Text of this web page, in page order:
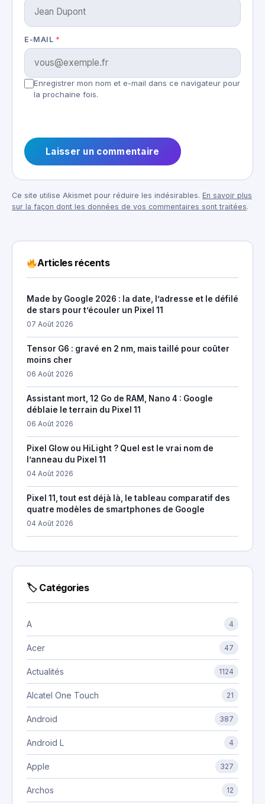
E-MAIL *
Enregistrer mon nom et e-mail dans ce navigateur pour
la prochaine fois.
Ce site utilise Akismet pour réduire les indésirables. En savoir plus
sur la façon dont les données de vos commentaires sont traitées.
Articles récents
Made by Google 2026 : la date, l’adresse et le défilé
de stars pour t’écouler un Pixel 11
07 Août 2026
Tensor G6 : gravé en 2 nm, mais taillé pour coûter
moins cher
06 Août 2026
Assistant mort, 12 Go de RAM, Nano 4 : Google
déblaie le terrain du Pixel 11
06 Août 2026
Pixel Glow ou HiLight ? Quel est le vrai nom de
l’anneau du Pixel 11
04 Août 2026
Pixel 11, tout est déjà là, le tableau comparatif des
quatre modèles de smartphones de Google
04 Août 2026
🏷 Catégories
A 4
Acer 47
Actualités 1124
Alcatel One Touch 21
Android 387
Android L 4
Apple 327
Archos 12